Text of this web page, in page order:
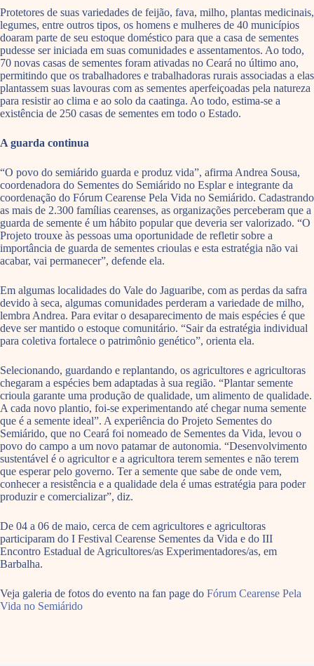
Protetores de suas variedades de feijão, fava, milho, plantas medicinais,
legumes, entre outros tipos, os homens e mulheres de 40 municípios
doaram parte de seu estoque doméstico para que a casa de sementes
pudesse ser iniciada em suas comunidades e assentamentos. Ao todo,
70 novas casas de sementes foram ativadas no Ceará no último ano,
permitindo que os trabalhadores e trabalhadoras rurais associadas a elas
plantassem suas lavouras com as sementes aperfeiçoadas pela natureza
para resistir ao clima e ao solo da caatinga. Ao todo, estima-se a
existência de 250 casas de sementes em todo o Estado.
A guarda continua
“O povo do semiárido guarda e produz vida”, afirma Andrea Sousa,
coordenadora do Sementes do Semiárido no Esplar e integrante da
coordenação do Fórum Cearense Pela Vida no Semiárido. Cadastrando
as mais de 2.300 famílias cearenses, as organizações perceberam que a
guarda de semente é um hábito popular que deveria ser valorizado. “O
Projeto trouxe às pessoas uma oportunidade de refletir sobre a
importância de guarda de sementes crioulas e esta estratégia não vai
acabar, vai permanecer”, defende ela.
Em algumas localidades do Vale do Jaguaribe, com as perdas da safra
devido à seca, algumas comunidades perderam a variedade de milho,
lembra Andrea. Para evitar o desaparecimento de mais espécies é que
deve ser mantido o estoque comunitário. “Sair da estratégia individual
para coletiva fortalece o patrimônio genético”, orienta ela.
Selecionando, guardando e replantando, os agricultores e agricultoras
chegaram a espécies bem adaptadas à sua região. “Plantar semente
crioula garante uma produção de qualidade, um alimento de qualidade.
A cada novo plantio, foi-se experimentando até chegar numa semente
que é a semente ideal”. A experiência do Projeto Sementes do
Semiárido, que no Ceará foi nomeado de Sementes da Vida, levou o
povo do campo a um novo patamar de autonomia. “Desenvolvimento
sustentável é o agricultor e a agricultora terem sementes e não terem
que esperar pelo governo. Ter a semente que sabe de onde vem,
conhecer a resistência e a qualidade dela é umas estratégia para poder
produzir e comercializar”, diz.
De 04 a 06 de maio, cerca de cem agricultores e agricultoras
participaram do I Festival Cearense Sementes da Vida e do III
Encontro Estadual de Agricultores/as Experimentadores/as, em
Barbalha.
Veja galeria de fotos do evento na fan page do Fórum Cearense Pela
Vida no Semiárido